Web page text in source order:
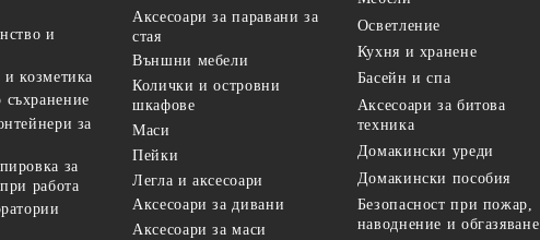
и
козметика
за
за
работа
Аксесоари за паравани за
стая
Външни мебели
Колички и островни
шкафове
Маси
Пейки
Легла и аксесоари
Аксесоари за дивани
Аксесоари за маси
Осветление
Кухня и хранене
Басейн и спа
Аксесоари за битова
техника
Домакински уреди
Домакински пособия
Безопасност при пожар,
наводнение и обгазяване